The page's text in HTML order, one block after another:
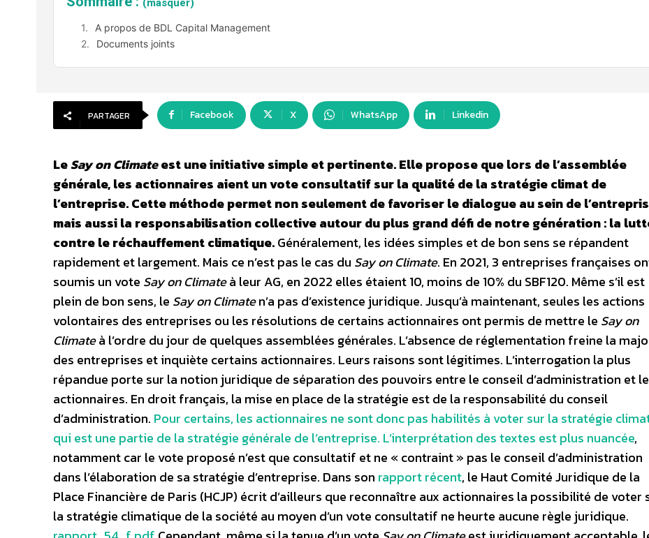
(masquer)
A propos de BDL Capital Management
Documents joints
PARTAGER Facebook X WhatsApp Linkedin
LeSay on Climateest une initiative simple et pertinente. Elle propose que lors de l’assemblée
générale, les actionnaires aient un vote consultatif sur la qualité de la stratégie climat de
l’entreprise. Cette méthode permet non seulement de favoriser le dialogue au sein de
mais aussi la responsabilisation collective autour du plus grand défi de notre génération : la
contre le réchauffement climatique.Généralement, les idées simples et de bon sens se répandent
rapidement et largement. Mais ce n’est pas le cas du Say on Climate. En 2021, 3 entreprises françaises
soumis un vote Say on Climateà leur AG, en 2022 elles étaient 10, moins de 10% du SBF120. Même s’il est
plein de bon sens, le Say on Climaten’a pas d’existence juridique. Jusqu’à maintenant, seules les actions
volontaires des entreprises ou les résolutions de certains actionnaires ont permis de mettre le Say on
Climateà l’ordre du jour de quelques assemblées générales. L’absence de réglementation freine la
des entreprises et inquiète certains actionnaires. Leurs raisons sont légitimes. L’interrogation la plus
répandue porte sur la notion juridique de séparation des pouvoirs entre le conseil d’administration et
actionnaires. En droit français, la mise en place de la stratégie est de la responsabilité du conseil
d’administration. Pour certains, les actionnaires ne sont donc pas habilités à voter sur la stratégie
qui est une partie de la stratégie générale de l’entreprise. L’interprétation des textes est plus nuancée,
notamment car le vote proposé n’est que consultatif et ne « contraint » pas le conseil d’administration
dans l’élaboration de sa stratégie d’entreprise. Dans son rapport récent, le Haut Comité Juridique de la
Place Financière de Paris (HCJP) écrit d’ailleurs que reconnaître aux actionnaires la possibilité de voter
la stratégie climatique de la société au moyen d’un vote consultatif ne heurte aucune règle juridique.